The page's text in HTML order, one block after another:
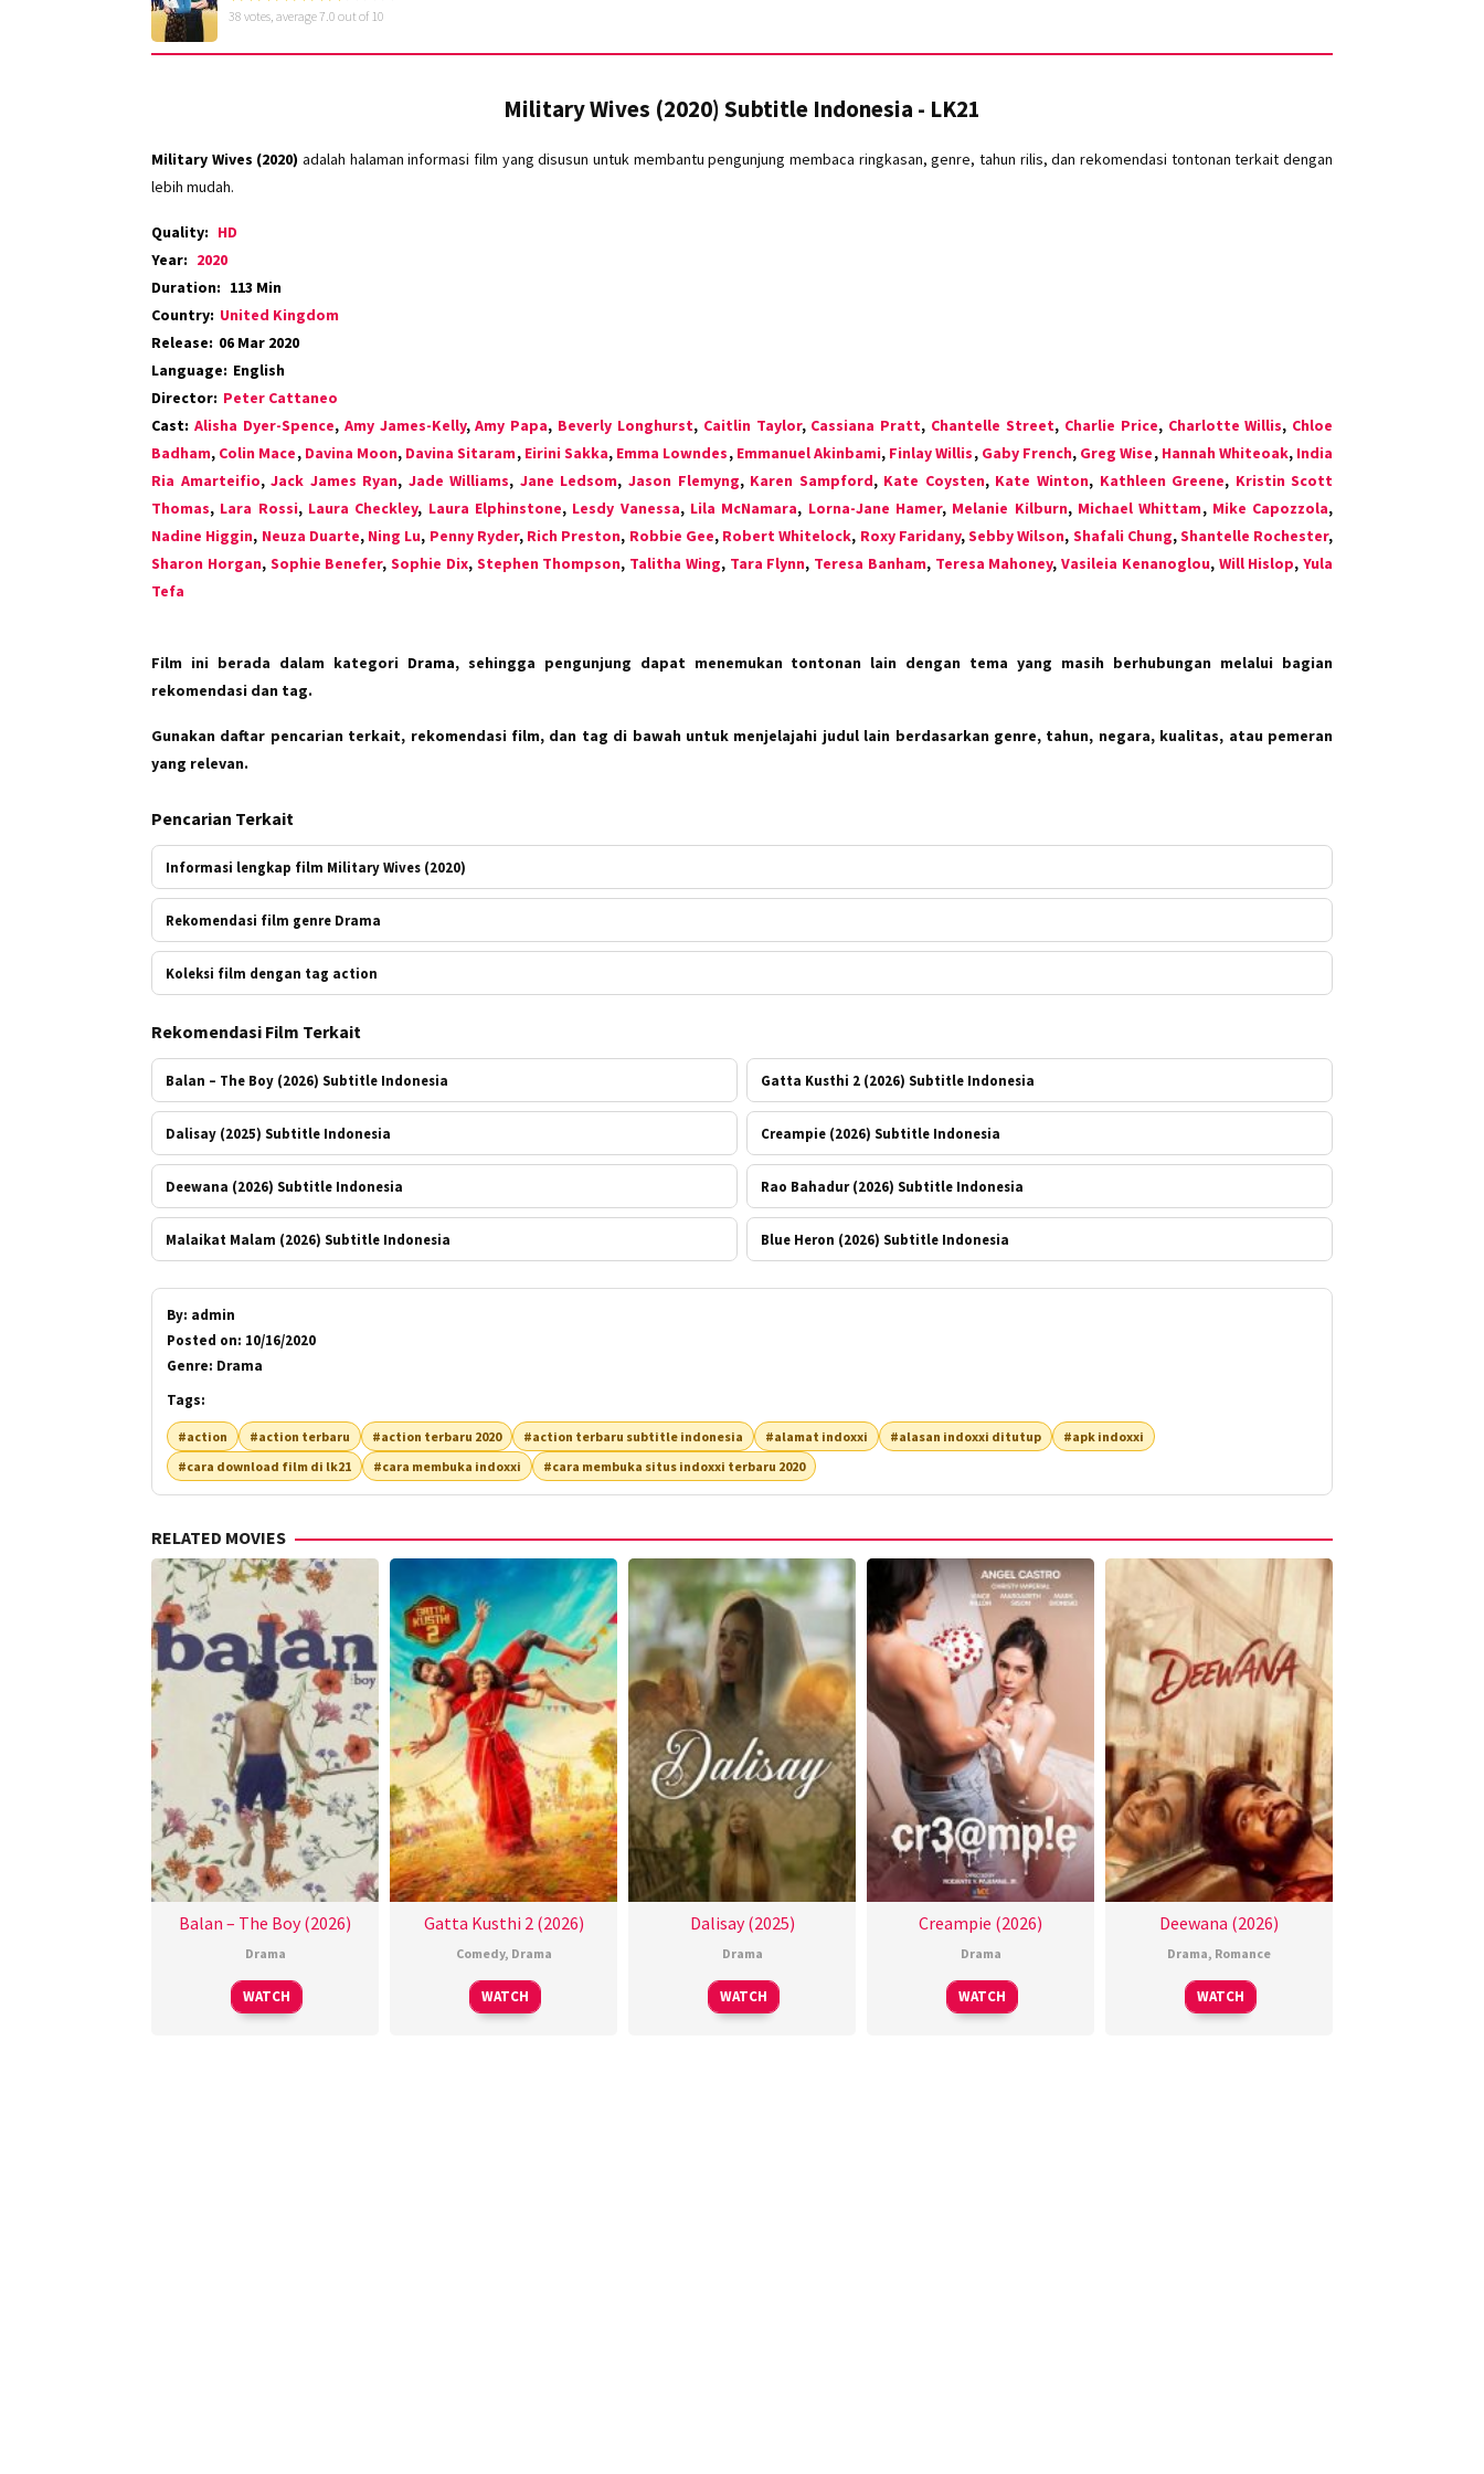
38 votes, average7.0 out of 10
Military Wives (2020) Subtitle Indonesia - LK21
Military Wives (2020) adalah halaman informasi film yang disusun untuk membantu pengunjung membaca ringkasan, genre, tahun rilis, dan rekomendasi tontonan terkait dengan
lebih mudah.
Quality: HD
Year: 2020
Duration: 113 Min
Country: United Kingdom
Release: 06 Mar 2020
Language: English
Director: Peter Cattaneo
Cast: Alisha Dyer-Spence, Amy James-Kelly,Amy Papa, Beverly Longhurst, Caitlin Taylor, Cassiana Pratt, Chantelle Street, Charlie Price, Charlotte Willis, Chloe
Badham, Colin Mace, Davina Moon, Davina Sitaram, Eirini Sakka, Emma Lowndes, Emmanuel Akinbami, Finlay Willis, Gaby French, Greg Wise, Hannah Whiteoak, India
Ria Amarteifio,Jack James Ryan, Jade Williams, Jane Ledsom,Jason Flemyng, Karen Sampford, Kate Coysten, Kate Winton, Kathleen Greene, Kristin Scott
Thomas, Lara Rossi, Laura Checkley, Laura Elphinstone, Lesdy Vanessa, Lila McNamara, Lorna-Jane Hamer, Melanie Kilburn, Michael Whittam, Mike Capozzola,
Nadine Higgin, Neuza Duarte, Ning Lu, Penny Ryder, Rich Preston, Robbie Gee, Robert Whitelock, Roxy Faridany,Sebby Wilson, Shafali Chung,Shantelle Rochester,
Sharon Horgan, Sophie Benefer, Sophie Dix, Stephen Thompson, Talitha Wing, Tara Flynn, Teresa Banham, Teresa Mahoney, Vasileia Kenanoglou, Will Hislop, Yula
Tefa
Film ini berada dalam kategori Drama, sehingga pengunjung dapat menemukan tontonan lain dengan tema yang masih berhubungan melalui bagian
rekomendasi dan tag.
Gunakan daftar pencarian terkait, rekomendasi film, dan tag di bawah untuk menjelajahi judul lain berdasarkan genre, tahun, negara, kualitas, atau pemeran
yang relevan.
Pencarian Terkait
Informasi lengkap film Military Wives (2020)
Rekomendasi film genre Drama
Koleksi film dengan tag action
Rekomendasi Film Terkait
Balan – The Boy (2026) Subtitle Indonesia Gatta Kusthi 2 (2026) Subtitle Indonesia
Dalisay (2025) Subtitle Indonesia Creampie (2026) Subtitle Indonesia
Deewana (2026) Subtitle Indonesia Rao Bahadur (2026) Subtitle Indonesia
Malaikat Malam (2026) Subtitle Indonesia Blue Heron (2026) Subtitle Indonesia
By: admin
Posted on: 10/16/2020
Genre: Drama
Tags:
#action #action terbaru #action terbaru 2020 #action terbaru subtitle indonesia #alamat indoxxi #alasan indoxxi ditutup
#apk indoxxi
#cara download film di lk21
#cara membuka indoxxi #cara membuka situs indoxxi terbaru 2020
RELATED MOVIES
Balan – The Boy (2026)
Drama
WATCH
Gatta Kusthi 2 (2026)
Comedy, Drama
WATCH
Dalisay (2025)
Drama
WATCH
Creampie (2026)
Drama
WATCH
Deewana (2026)
Drama, Romance
WATCH